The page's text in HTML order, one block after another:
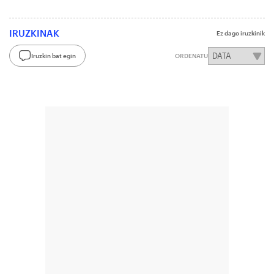
IRUZKINAK Ez dago iruzkinik
Iruzkin bat egin ORDENATU